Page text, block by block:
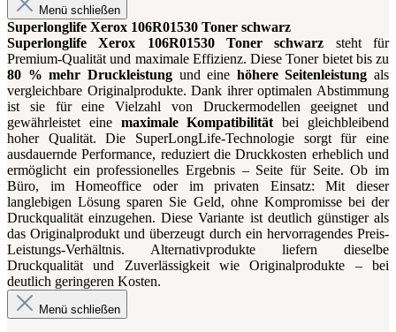
Menü schließen
Superlonglife Xerox 106R01530 Toner schwarz
Superlonglife Xerox 106R01530 Toner schwarz steht für
Premium-Qualität und maximale Effizienz. Diese Toner bietet bis zu
80 % mehr Druckleistungund eine höhere Seitenleistung als
vergleichbare Originalprodukte. Dank ihrer optimalen Abstimmung
ist sie für eine Vielzahl von Druckermodellen geeignet und
gewährleistet eine maximale Kompatibilitätbei gleichbleibend
hoher Qualität. Die SuperLongLife-Technologie sorgt für eine
ausdauernde Performance, reduziert die Druckkosten erheblich und
ermöglicht ein professionelles Ergebnis – Seite für Seite. Ob im
Büro, im Homeoffice oder im privaten Einsatz: Mit dieser
langlebigen Lösung sparen Sie Geld, ohne Kompromisse bei der
Druckqualität einzugehen. Diese Variante ist deutlich günstiger als
das Originalprodukt und überzeugt durch ein hervorragendes Preis-
Leistungs-Verhältnis. Alternativprodukte liefern dieselbe
Druckqualität und Zuverlässigkeit wie Originalprodukte – bei
deutlich geringeren Kosten.
Menü schließen